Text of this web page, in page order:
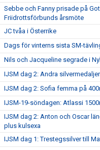
Sebbe och Fanny prisade på
Friidrottsförbunds årsmöte
JC tvåa i Österrike
Dags för vinterns sista SM-
Nils och Jacqueline segrade i
IJSM dag 2: Andra
IJSM dag 2: Sofia femma på
IJSM-19-söndagen: Atlassi
IJSM dag 2: Anton och Oscar
plus kulsexa
IJSM dag 1: Trestegssilver till